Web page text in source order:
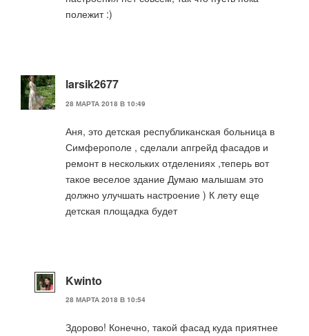
полежит :)
larsik2677
28 МАРТА 2018 В 10:49
Аня, это детская республиканская больница в
Симферополе , сделали апгрейд фасадов и
ремонт в нескольких отделениях ,теперь вот
такое веселое здание Думаю малышам это
должно улучшать настроение ) К лету еще
детская площадка будет
Kwinto
28 МАРТА 2018 В 10:54
Здорово! Конечно, такой фасад куда приятнее